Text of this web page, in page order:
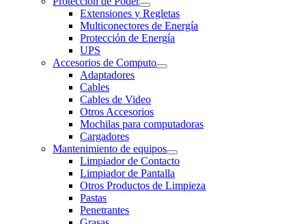
Extensiones y Regletas
Multiconectores de Energía
Protección de Energía
UPS
Accesorios de Computo
Adaptadores
Cables
Cables de Video
Otros Accesorios
Mochilas para computadoras
Cargadores
Mantenimiento de equipos
Limpiador de Contacto
Limpiador de Pantalla
Otros Productos de Limpieza
Pastas
Penetrantes